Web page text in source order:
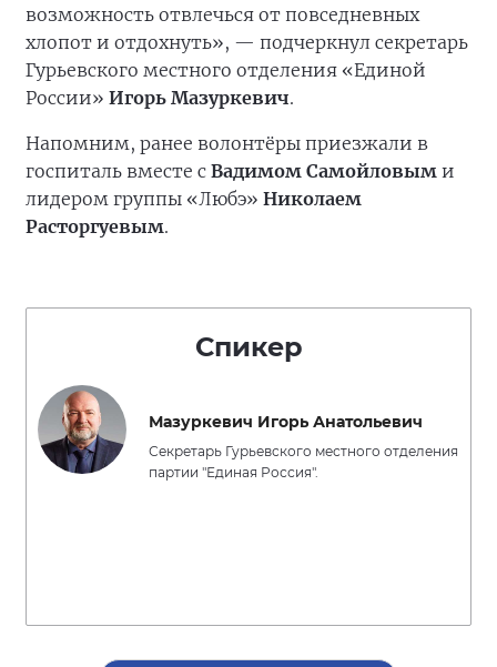
возможность отвлечься от повседневных
хлопот и отдохнуть», — подчеркнул секретарь
Гурьевского местного отделения «Единой
России» Игорь Мазуркевич.
Напомним, ранее волонтёры приезжали в
госпиталь вместе с Вадимом Самойловым и
лидером группы «Любэ» Николаем
Расторгуевым.
Спикер
Мазуркевич Игорь Анатольевич
Секретарь Гурьевского местного отделения
партии "Единая Россия".